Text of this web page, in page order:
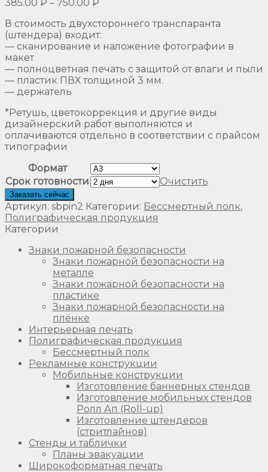
385.00 ₽ – 750.00 ₽
В стоимость двухстороннего транспаранта
(штендера) входит:
— сканирование и наложение фотографии в
макет
— полноцветная печать с защитой от влаги и пыли
— пластик ПВХ толщиной 3 мм.
— держатель
*Ретушь, цветокоррекция и другие виды
дизайнерский работ выполняются и
оплачиваются отдельно в соответствии с прайсом
типографии
Формат
Срок готовности
Очистить
Заказать сейчас
Артикул: sbpin2 Категории: Бессмертный полк,
Полиграфическая продукция
Категории
Знаки пожарной безопасности
Знаки пожарной безопасности на
металле
Знаки пожарной безопасности на
пластике
Знаки пожарной безопасности на
плёнке
Интерьерная печать
Полиграфическая продукция
Бессмертный полк
Рекламные конструкции
Мобильные конструкции
Изготовление баннерных стендов
Изготовление мобильных стендов
Ролл Ап (Roll-up)
Изготовление штендеров
(стритлайнов)
Стенды и таблички
Планы эвакуации
Широкоформатная печать